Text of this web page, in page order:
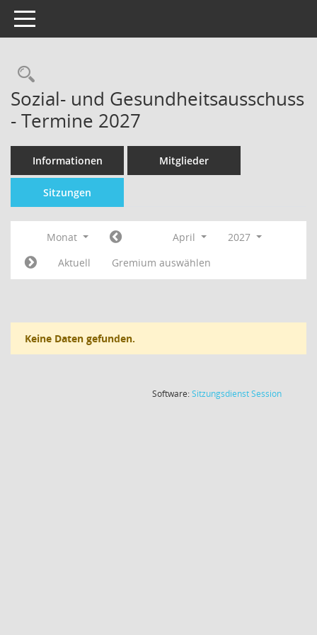
Toggle navigation
Sozial- und Gesundheitsausschuss
- Termine 2027
Informationen Mitglieder
Sitzungen
Monat April
2027
Aktuell
Gremium auswählen
Keine Daten gefunden.
Software:SitzungsdienstSession(Wird in